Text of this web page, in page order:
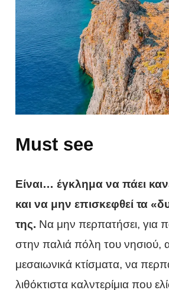
Must see
Είναι… έγκλημα να πάει
και να μην επισκεφθεί τα
της. Να μην περπατήσει, για
στην παλιά πόλη του νησιού,
μεσαιωνικά κτίσματα, να
λιθόκτιστα καλντερίμια που